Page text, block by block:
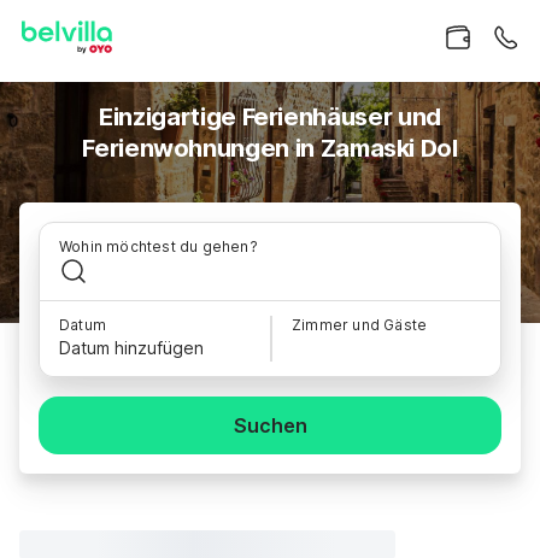
Einzigartige Ferienhäuser und
Ferienwohnungen in Zamaski Dol
Wohin möchtest du gehen?
Datum
Datum hinzufügen
Zimmer und Gäste
Suchen